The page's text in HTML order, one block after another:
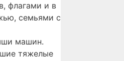
флагами и в
семьями с
машин.
тяжелые